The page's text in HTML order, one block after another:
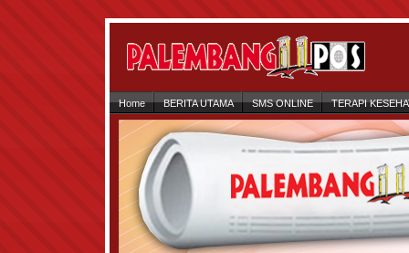
Home BERITA UTAMA SMS ONLINE TERAPI